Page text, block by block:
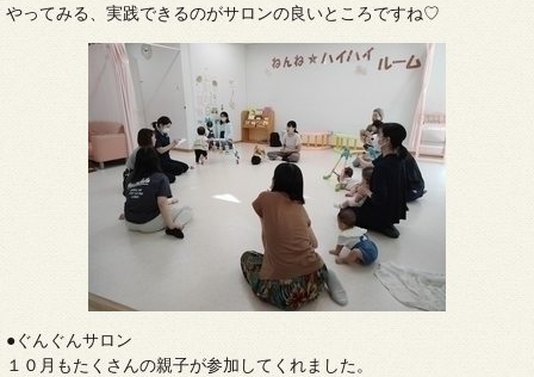
やってみる、実践できるのがサロンの良いところですね♡
●ぐんぐんサロン
１０月もたくさんの親子が参加してくれました。